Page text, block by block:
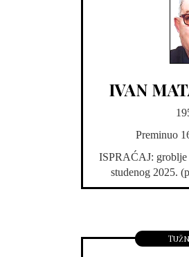
IVAN
Preminuo
ISPRAĆAJ: groblje
studenog 2025.